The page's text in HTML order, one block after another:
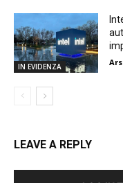
IN EVIDENZA
LEAVE A REPLY